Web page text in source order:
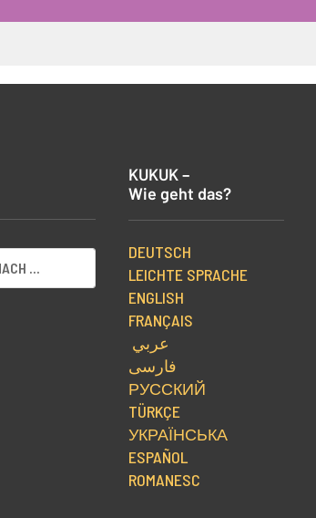
KUKUK –
Wie geht das?
DEUTSCH
LEICHTE SPRACHE
ENGLISH
FRANÇAIS
عربي
فارسی
РУССКИЙ
TÜRKÇE
УКРАЇНСЬКА
ESPAÑOL
ROMANESC